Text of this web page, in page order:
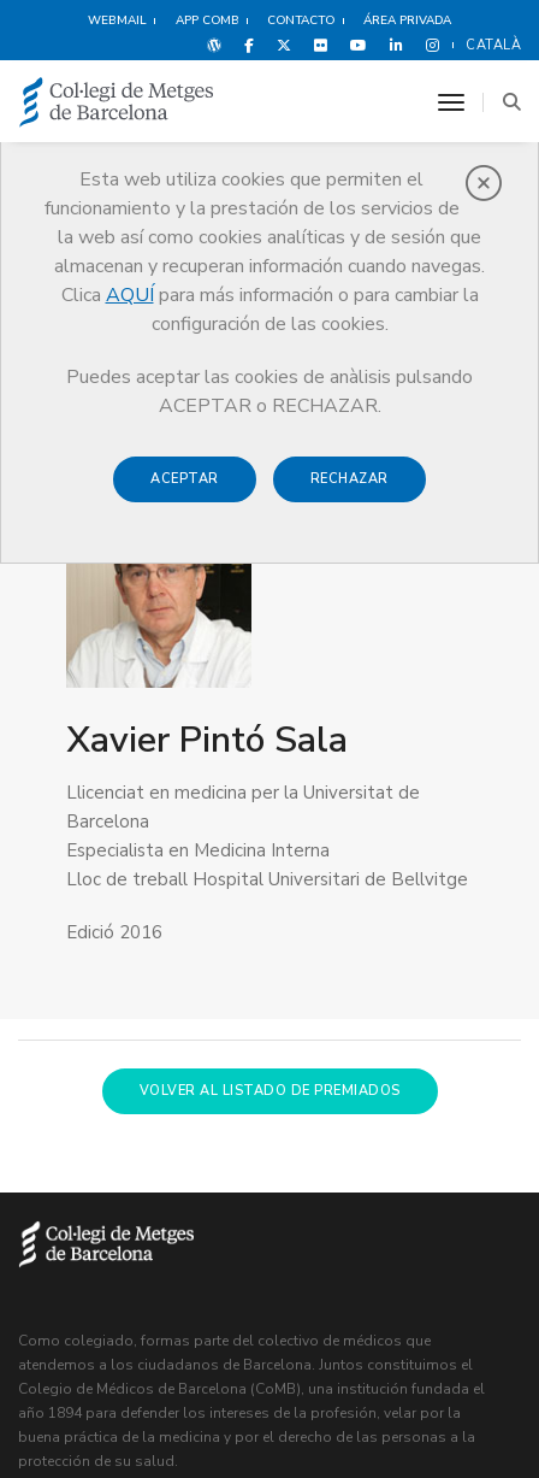
WEBMAIL APP COMB CONTACTO ÁREA PRIVADA
CATALÀ
Esta web utiliza cookies que permiten el
funcionamiento y la prestación de los servicios de
la web así como cookies analíticas y de sesión que
almacenan y recuperan información cuando navegas.
Clica AQUÍ para más información o para cambiar la
configuración de las cookies.
Puedes aceptar las cookies de anàlisis pulsando
ACEPTAR o RECHAZAR.
ACEPTAR RECHAZAR
toggle
Premios
El CoMB Guardonat Edició 2016
Guardonat Edició 2016
Xavier Pintó Sala
Llicenciat en medicina per la Universitat de
Barcelona
Especialista en Medicina Interna
Lloc de treball Hospital Universitari de Bellvitge
Edició 2016
VOLVER AL LISTADO DE PREMIADOS
Como colegiado, formas parte del colectivo de médicos que
atendemos a los ciudadanos de Barcelona. Juntos constituimos el
Colegio de Médicos de Barcelona (CoMB), una institución fundada el
año 1894 para defender los intereses de la profesión, velar por la
buena práctica de la medicina y por el derecho de las personas a la
protección de su salud.